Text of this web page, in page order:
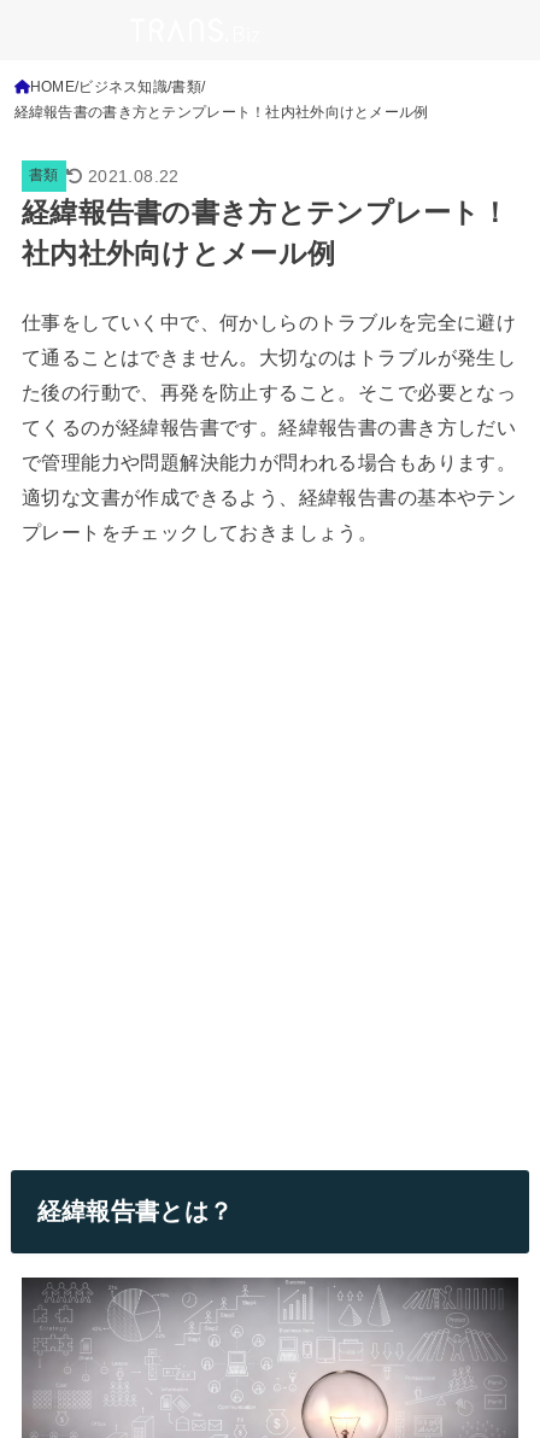
HOME ビジネス知識 書類
経緯報告書の書き方とテンプレート！社内社外向けとメール例
書類 2021.08.22
経緯報告書の書き方とテンプレート！
社内社外向けとメール例
仕事をしていく中で、何かしらのトラブルを完全に避け
て通ることはできません。大切なのはトラブルが発生し
た後の行動で、再発を防止すること。そこで必要となっ
てくるのが経緯報告書です。経緯報告書の書き方しだい
で管理能力や問題解決能力が問われる場合もあります。
適切な文書が作成できるよう、経緯報告書の基本やテン
プレートをチェックしておきましょう。
経緯報告書とは？